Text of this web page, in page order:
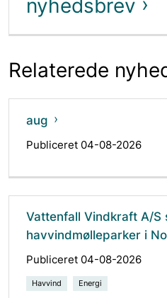
nyhedsbrev
Relaterede
aug
Publiceret 04-08-2026
Vattenfall Vindkraft A/S
havvindmølleparker i
Publiceret 04-08-2026
Havvind Energi